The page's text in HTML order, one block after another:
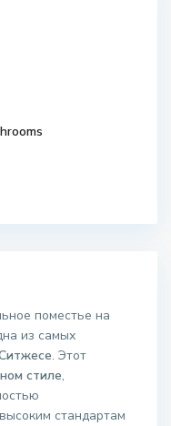
поместье на
из самых
. Этот
стиле,
стандартам